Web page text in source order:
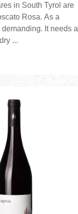
in South Tyrol are
Rosa. As a
It needs a
...